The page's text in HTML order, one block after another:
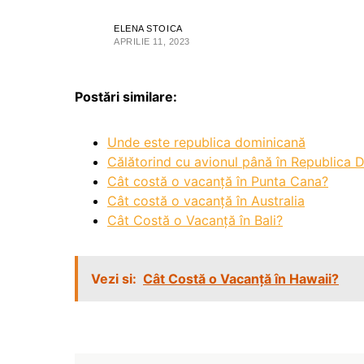
ELENA STOICA
APRILIE 11, 2023
Postări similare:
Unde este republica dominicană
Călătorind cu avionul până în Republica
Cât costă o vacanță în Punta Cana?
Cât costă o vacanță în Australia
Cât Costă o Vacanță în Bali?
Vezi si: Cât Costă o Vacanță în Hawaii?